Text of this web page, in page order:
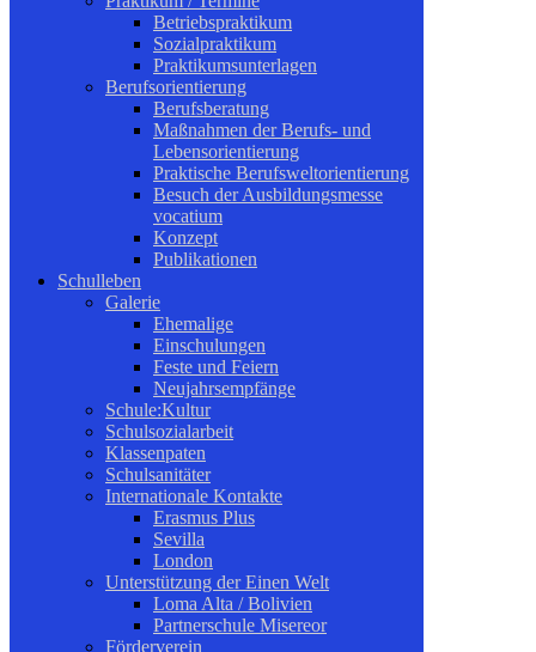
Betriebspraktikum
Sozialpraktikum
Praktikumsunterlagen
Berufsorientierung
Berufsberatung
Maßnahmen der Berufs- und
Lebensorientierung
Praktische Berufsweltorientierung
Besuch der Ausbildungsmesse
vocatium
Konzept
Publikationen
Schulleben
Galerie
Ehemalige
Einschulungen
Feste und Feiern
Neujahrsempfänge
Schule:Kultur
Schulsozialarbeit
Klassenpaten
Schulsanitäter
Internationale Kontakte
Erasmus Plus
Sevilla
London
Unterstützung der Einen Welt
Loma Alta / Bolivien
Partnerschule Misereor
Förderverein